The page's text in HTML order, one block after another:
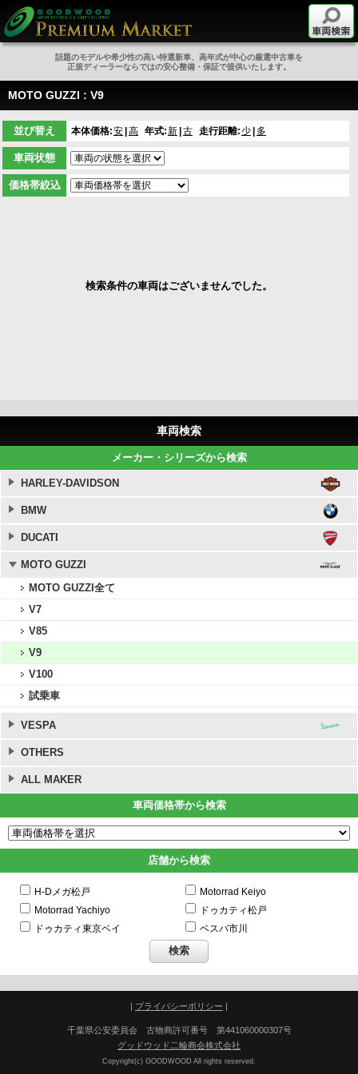
話題のモデルや希少性の高い特選新車、高年式が中心の厳選中古車を
正規ディーラーならではの安心整備・保証で提供いたします。
MOTO GUZZI : V9
並び替え 本体価格:安 高 年式:新 古 走行距離: 少 多
車両状態
価格帯絞込
検索条件の車両はございませんでした。
車両検索
メーカー・シリーズから検索
HARLEY-DAVIDSON
BMW
DUCATI
MOTO GUZZI
MOTO GUZZI全て
V7
V85
V9
V100
試乗車
VESPA
OTHERS
ALL MAKER
車両価格帯から検索
店舗から検索
H-Dメガ松戸
Motorrad Keiyo
Motorrad Yachiyo
ドゥカティ松戸
ドゥカティ東京ベイ
ベスパ市川
| プライバシーポリシー |
千葉県公安委員会 古物商許可番号 第441060000307号
グッドウッド二輪商会株式会社
Copyright(c) GOODWOOD All rights reserved.